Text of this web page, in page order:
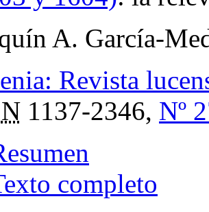
A. García-
Revista
1137-2346, Nº
completo